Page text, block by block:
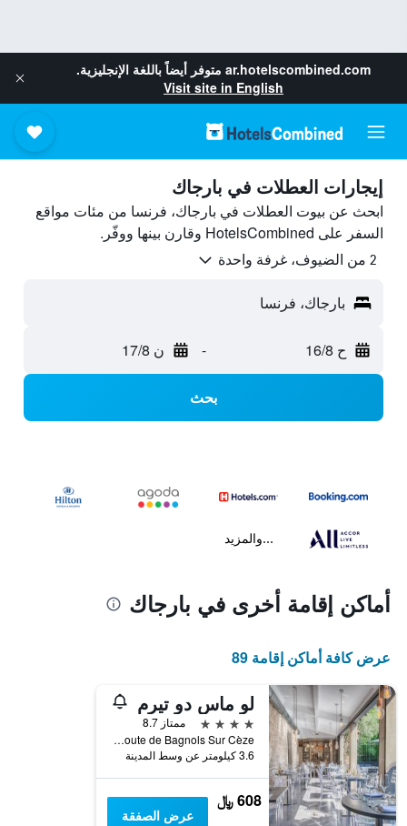
ar.hotelscombined.com متوفر أيضاً باللغة الإنجليزية.
Visit site in English
إيجارات العطلات في بارجاك
ابحث عن بيوت العطلات في بارجاك، فرنسا من مئات مواقع
السفر على HotelsCombined وقارن بينها ووفّر.
2 من الضيوف، غرفة واحدة
بارجاك، فرنسا
ح 16/8 - ن 17/8
بحث
...والمزيد
أماكن إقامة أخرى في بارجاك
عرض كافة أماكن إقامة 89
لو ماس دو تيرم
4 نجوم
ممتاز 8.7
Route de Bagnols Sur Cèze, بارجاك, إقليم غارد, فرنسا
3.6 كيلومتر عن وسط المدينة
608 ﷼
عرض الصفقة